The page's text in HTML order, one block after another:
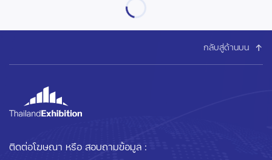
กลับสู่ด้านบน
ติดต่อโฆษณา หรือ สอบถามข้อมูล :